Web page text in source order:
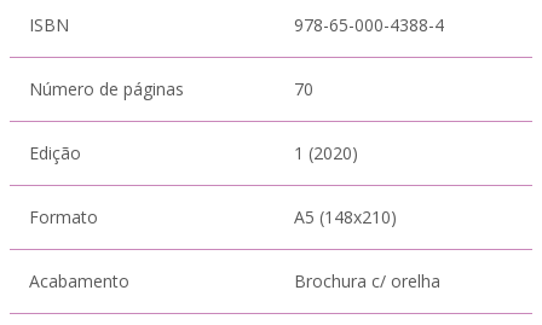
ISBN 978-65-000-4388-4
Número de páginas 70
Edição 1 (2020)
Formato A5 (148x210)
Acabamento Brochura c/ orelha